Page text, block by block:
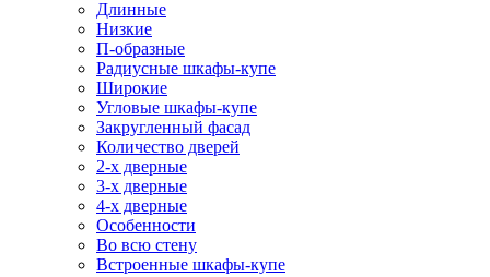
Длинные
Низкие
П-образные
Радиусные шкафы-купе
Широкие
Угловые шкафы-купе
Закругленный фасад
Количество дверей
2-х дверные
3-х дверные
4-х дверные
Особенности
Во всю стену
Встроенные шкафы-купе